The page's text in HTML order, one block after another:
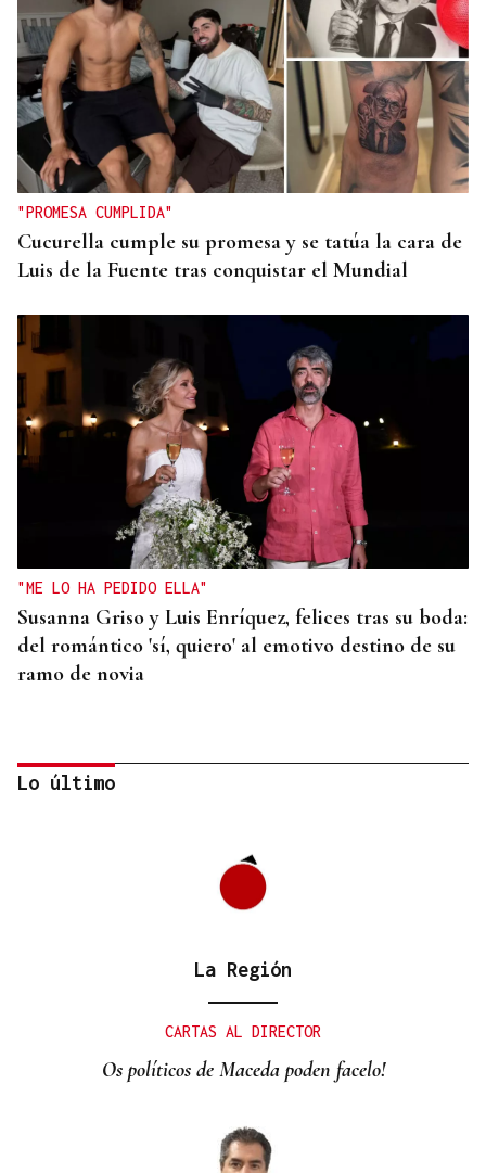
"PROMESA CUMPLIDA"
Cucurella cumple su promesa y se tatúa la cara de
Luis de la Fuente tras conquistar el Mundial
"ME LO HA PEDIDO ELLA"
Susanna Griso y Luis Enríquez, felices tras su boda:
del romántico 'sí, quiero' al emotivo destino de su
ramo de novia
¿Sabe usted que la reina Letizia hizo un guiño a
Lo último
La Región
CARTAS AL DIRECTOR
Os políticos de Maceda poden facelo!